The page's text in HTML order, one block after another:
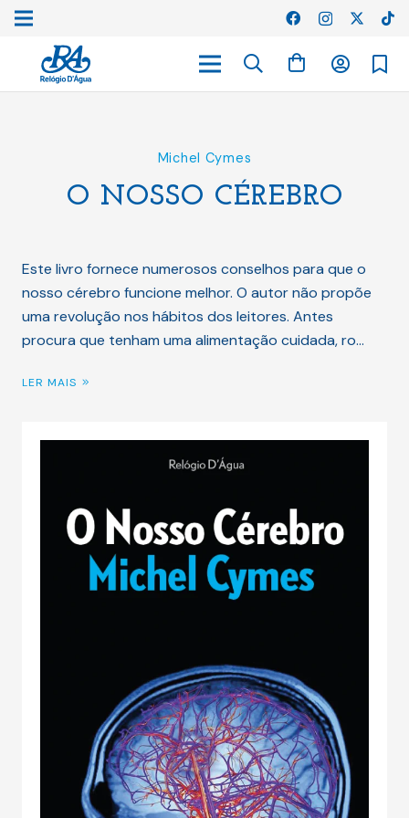
Michel Cymes
O NOSSO CÉREBRO
Este livro fornece numerosos conselhos para que o
nosso cérebro funcione melhor. O autor não propõe
uma revolução nos hábitos dos leitores. Antes
procura que tenham uma alimentação cuidada, ro…
LER MAIS